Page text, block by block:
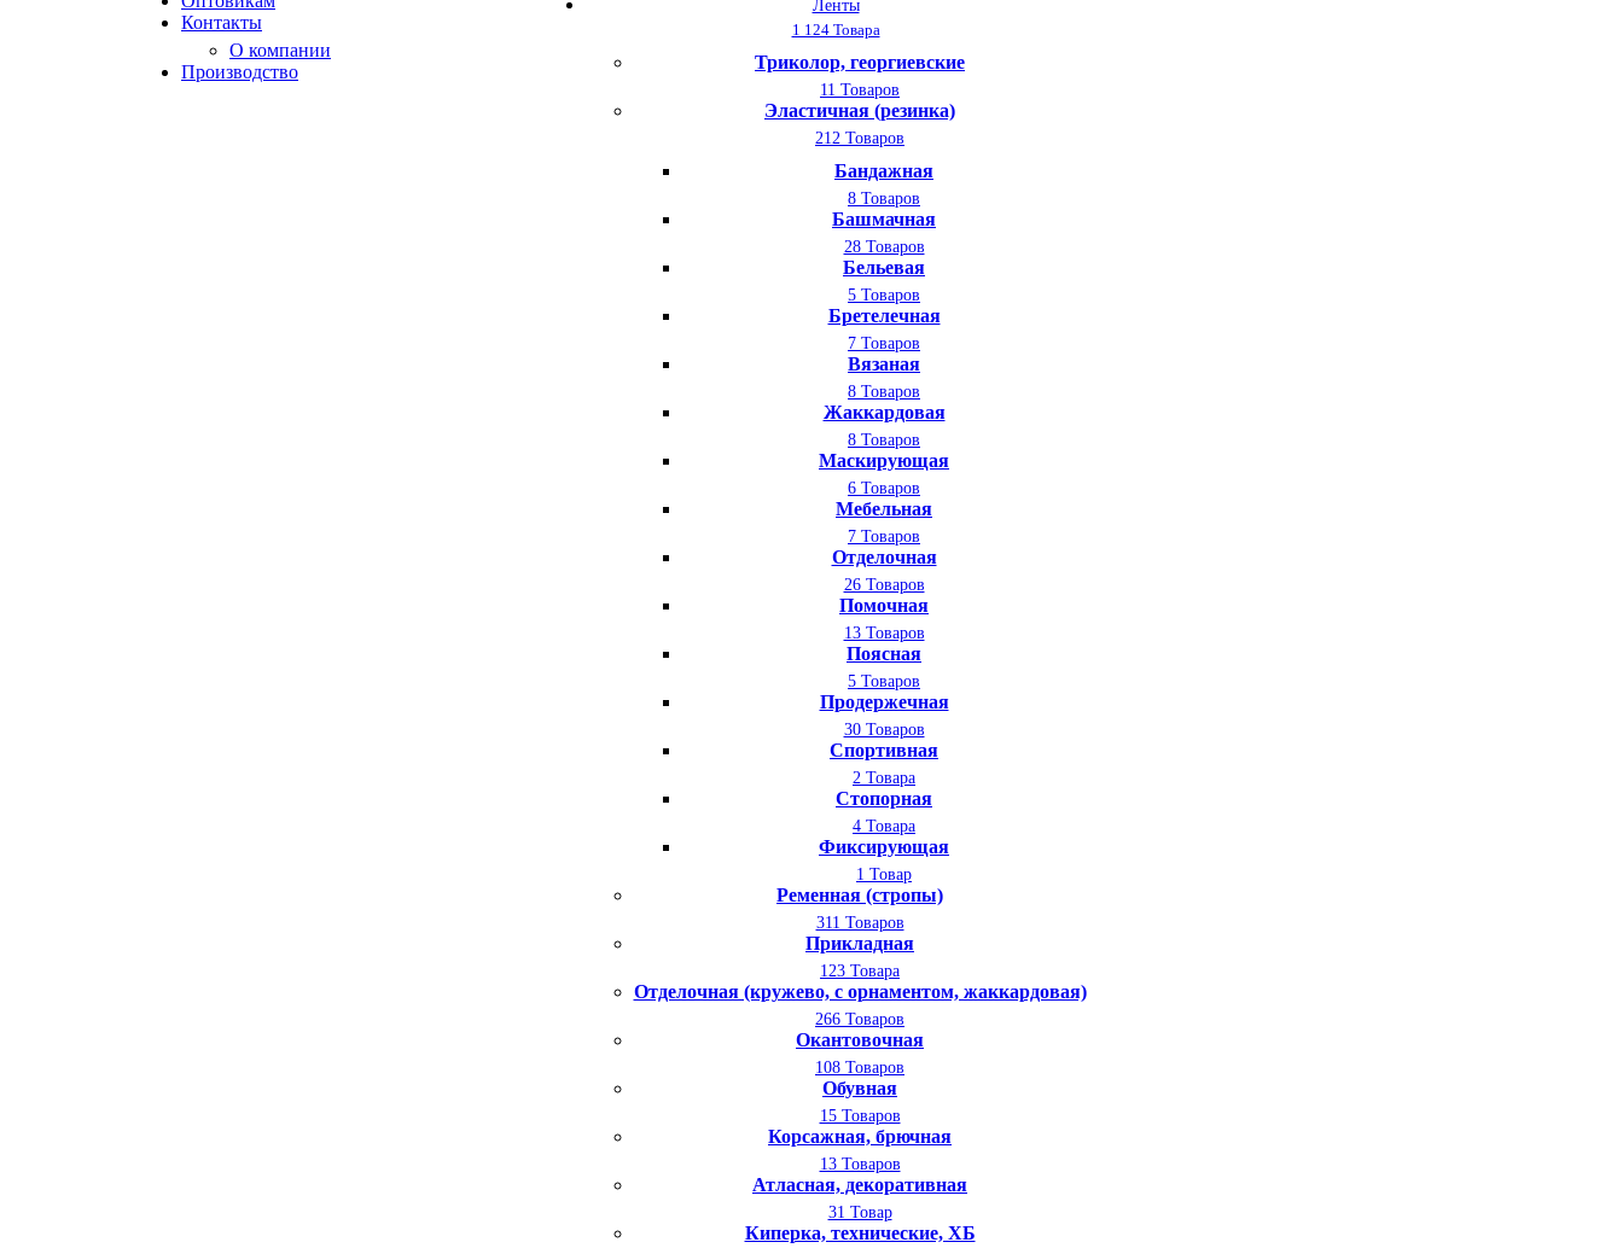
Контакты
О компании
Производство
Ленты
1 124 Товара
Триколор, георгиевские
11 Товаров
Эластичная (резинка)
212 Товаров
Бандажная
8 Товаров
Башмачная
28 Товаров
Бельевая
5 Товаров
Бретелечная
7 Товаров
Вязаная
8 Товаров
Жаккардовая
8 Товаров
Маскирующая
6 Товаров
Мебельная
7 Товаров
Отделочная
26 Товаров
Помочная
13 Товаров
Поясная
5 Товаров
Продержечная
30 Товаров
Спортивная
2 Товара
Стопорная
4 Товара
Фиксирующая
1 Товар
Ременная (стропы)
311 Товаров
Прикладная
123 Товара
Отделочная (кружево, с орнаментом, жаккардовая)
266 Товаров
Окантовочная
108 Товаров
Обувная
15 Товаров
Корсажная, брючная
13 Товаров
Атласная, декоративная
31 Товар
Киперка, технические, ХБ